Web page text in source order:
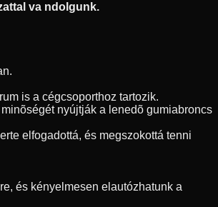
va ndolgunk.
is a cégcsoporthoz tartozik.
nyújtják a lenedõ gumiabroncs
elfogadottá, és megszokottá tenni
és kényelmesen elautózhatunk a